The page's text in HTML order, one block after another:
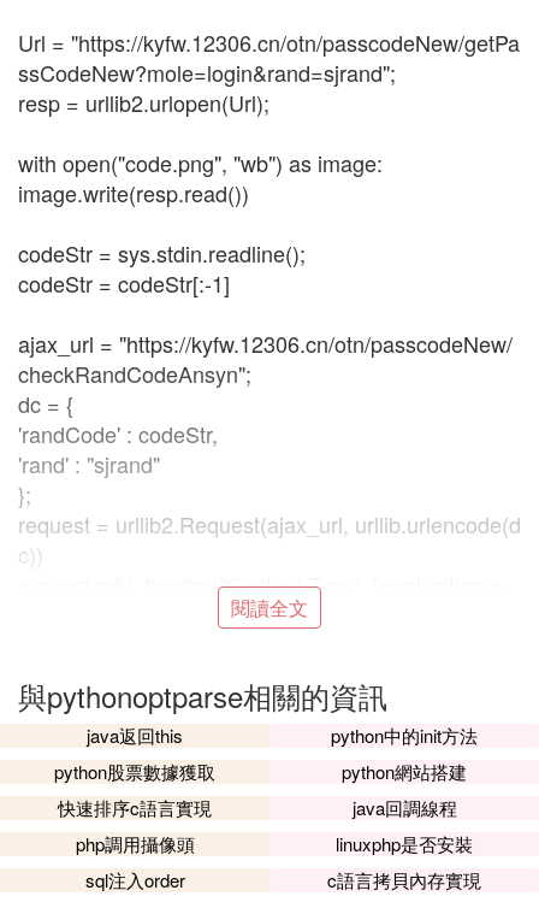
Url = "https://kyfw.12306.cn/otn/passcodeNew/getPa
ssCodeNew?mole=login&rand=sjrand";
resp = urllib2.urlopen(Url);
with open("code.png", "wb") as image:
image.write(resp.read())
codeStr = sys.stdin.readline();
codeStr = codeStr[:-1]
ajax_url = "https://kyfw.12306.cn/otn/passcodeNew/
checkRandCodeAnsyn";
dc = {
'randCode' : codeStr,
'rand' : "sjrand"
};
request = urllib2.Request(ajax_url, urllib.urlencode(d
c))
request.add_header("Content-Type", "application/x-
www-form-urlencoded; charset=utf-8")
request.add_header('User-Agent','Mozilla/5.0 (Wind
ows NT 6.1) AppleWebKit/537.36 (KHTML, like Gec
ko) Chrome/33.0.1750.154 Safari/537.36')
request.add_header('Referer','https://kyfw.12306.cn/
otn/login/init')
request.add_header('Accept','*/*')
request.add_header('Accept-Encoding','gzip, deflat
閱讀全文
與pythonoptparse相關的資訊
java返回this
python中的init方法
python股票數據獲取
python網站搭建
快速排序c語言實現
java回調線程
php調用攝像頭
linuxphp是否安裝
sql注入order
c語言拷貝內存實現